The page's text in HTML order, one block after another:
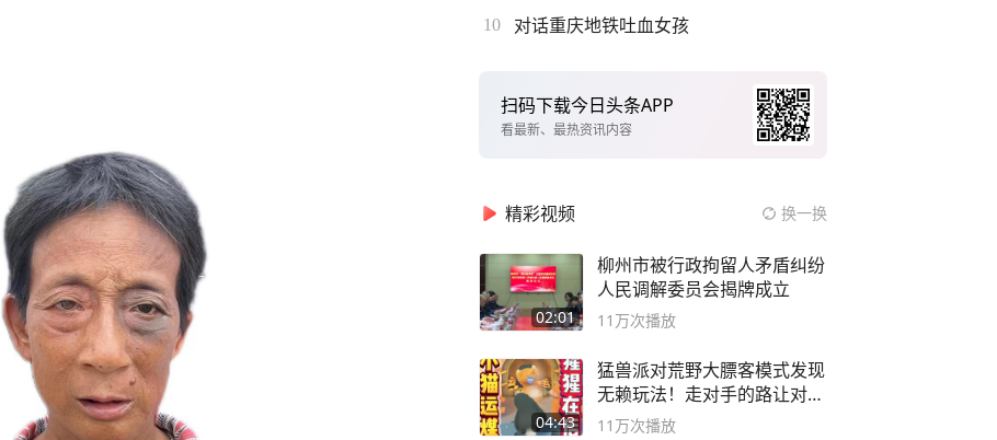
10 对话重庆地铁吐血女孩
扫码下载今日头条APP
看最新、最热资讯内容
精彩视频 换一换
02:01
柳州市被行政拘留人矛盾纠纷
人民调解委员会揭牌成立
11万次播放
04:43
猛兽派对荒野大膘客模式发现
无赖玩法！走对手的路让对手
无路可走
11万次播放